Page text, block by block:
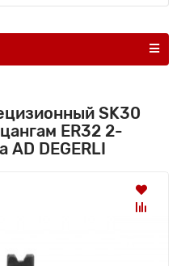
SK30
ER32 2-
DEGERLI